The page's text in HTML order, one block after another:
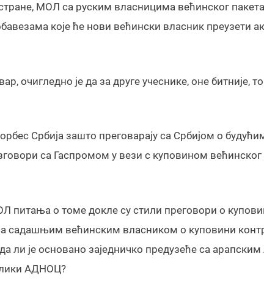
МОЛ са руским власницима већинског
које ће нови већински власник преузети
очигледно је да за друге учеснике, оне битније,
Србија зашто преговарају са Србијом о
са Гаспромом у вези с куповином већинског
питања о томе докле су стили преговори о
садашњим већинским власником о куповини
ли је основано заједничко предузеће са
АДНОЦ?